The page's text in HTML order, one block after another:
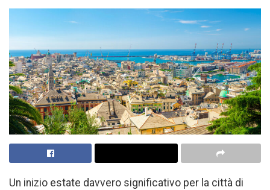
Un inizio estate davvero significativo per la città di